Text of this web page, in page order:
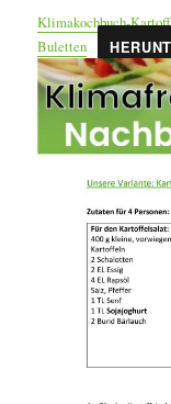
Klimakochbuch-
Buletten